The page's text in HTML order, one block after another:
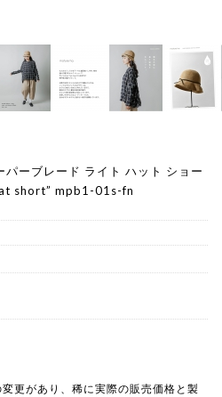
ーブレード ライト ハット ショー
short” mpb1-01s-fn
更があり、稀に実際の販売価格と製